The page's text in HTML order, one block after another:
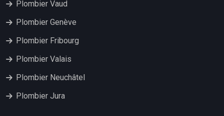
Plombier Vaud
Plombier Genève
Plombier Fribourg
Plombier Valais
Plombier Neuchâtel
Plombier Jura